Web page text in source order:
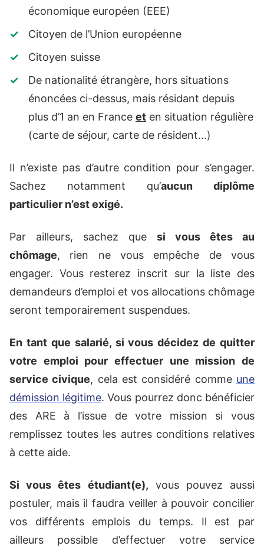
économique européen (EEE)
Citoyen de l’Union européenne
Citoyen suisse
De nationalité étrangère, hors situations
énoncées ci-dessus, mais résidant depuis
plus d’1 an en France et en situation régulière
(carte de séjour, carte de résident…)
Il n’existe pas d’autre condition pour s’engager.
Sachez notamment qu’aucun diplôme
particulier n’est exigé.
Par ailleurs, sachez que si vous êtes au
chômage, rien ne vous empêche de vous
engager. Vous resterez inscrit sur la liste des
demandeurs d’emploi et vos allocations chômage
seront temporairement suspendues.
En tant que salarié, si vous décidez de quitter
votre emploi pour effectuer une mission de
service civique, cela est considéré comme une
démission légitime. Vous pourrez donc bénéficier
des ARE à l’issue de votre mission si vous
remplissez toutes les autres conditions relatives
à cette aide.
Si vous êtes étudiant(e), vous pouvez aussi
postuler, mais il faudra veiller à pouvoir concilier
vos différents emplois du temps. Il est par
ailleurs possible d’effectuer votre service